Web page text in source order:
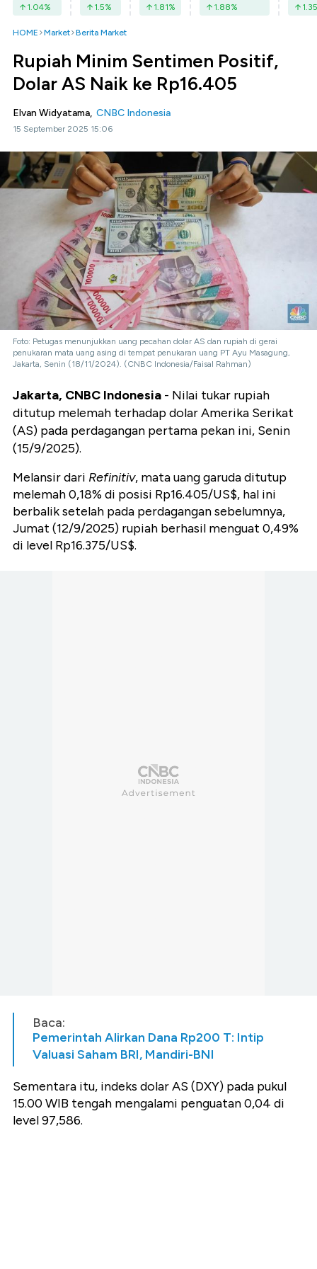
1.04% 1.5% 1.81% 1.88% 1.35
HOME Market Berita Market
Rupiah Minim Sentimen Positif,
Dolar AS Naik ke Rp16.405
Elvan Widyatama, CNBC Indonesia
15 September 2025 15:06
Foto: Petugas menunjukkan uang pecahan dolar AS dan rupiah di gerai
penukaran mata uang asing di tempat penukaran uang PT Ayu Masagung,
Jakarta, Senin (18/11/2024). (CNBC Indonesia/Faisal Rahman)
Jakarta, CNBC Indonesia - Nilai tukar rupiah
ditutup melemah terhadap dolar Amerika Serikat
(AS) pada perdagangan pertama pekan ini, Senin
(15/9/2025).
Melansir dari Refinitiv, mata uang garuda ditutup
melemah 0,18% di posisi Rp16.405/US$, hal ini
berbalik setelah pada perdagangan sebelumnya,
Jumat (12/9/2025) rupiah berhasil menguat 0,49%
di level Rp16.375/US$.
Baca:
Pemerintah Alirkan Dana Rp200 T: Intip
Valuasi Saham BRI, Mandiri-BNI
Sementara itu, indeks dolar AS (DXY) pada pukul
15.00 WIB tengah mengalami penguatan 0,04 di
level 97,586.